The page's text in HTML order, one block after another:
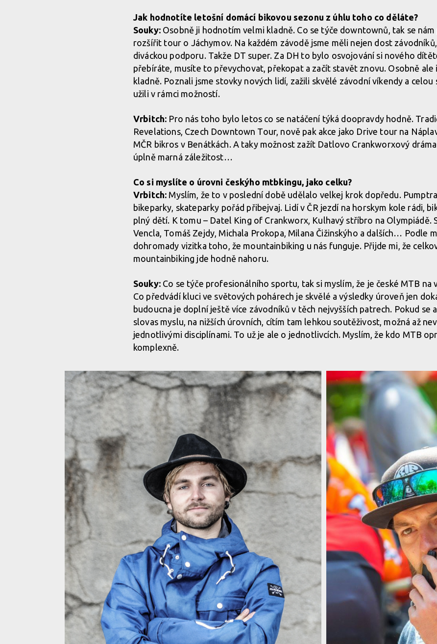
Jak hodnotíte letošní domácí bikovou sezonu z úhlu toho co děláte?
Souky:Osobně ji hodnotím velmi kladně. Co se týče downtownů, tak se nám
rozšířit tour o Jáchymov. Na každém závodě jsme měli nejen dost
diváckou podporu. Takže DT super. Za DH to bylo osvojování si nového
přebíráte, musíte to převychovat, překopat a začít stavět znovu. Osobně ale
kladně. Poznali jsme stovky nových lidí, zažili skvělé závodní víkendy a celou
užili v rámci možností.
Vrbitch: Pro nás toho bylo letos co se natáčení týká doopravdy hodně.
Revelations, Czech Downtown Tour, nově pak akce jako Drive tour na
MČR bikros v Benátkách. A taky možnost zažít Datlovo Crankworxový
úplně marná záležitost…
Co si myslíte o úrovni českýho mtbkingu, jako celku?
Vrbitch: Myslím, že to v poslední době udělalo velkej krok dopředu.
bikeparky, skateparky pořád přibejvaj. Lidí v ČR jezdí na horskym kole rádi,
plný dětí. K tomu – Datel King of Crankworx, Kulhavý stříbro na Olympiádě.
Vencla, Tomáš Zejdy, Michala Prokopa, Milana Čižinskýho a dalších… Podle
dohromady vizitka toho, že mountainbiking u nás funguje. Přijde mi, že
mountainbiking jde hodně nahoru.
Souky:Co se týče profesionálního sportu, tak si myslím, že je české MTB na
Co předvádí kluci ve světových pohárech je skvělé a výsledky úroveň jen
budoucna je doplní ještě více závodníků v těch nejvyšších patrech. Pokud se
slovas myslu, na nižších úrovních, cítím tam lehkou soutěživost, možná až
jednotlivými disciplínami. To už je ale o jednotlivcích. Myslím, že kdo MTB
komplexně.